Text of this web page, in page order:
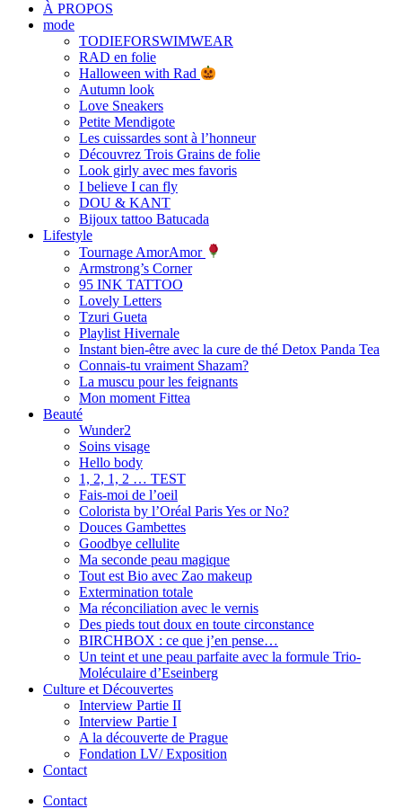
À PROPOS
mode
TODIEFORSWIMWEAR
RAD en folie
Halloween with Rad
Autumn look
Love Sneakers
Petite Mendigote
Les cuissardes sont à l’honneur
Découvrez Trois Grains de folie
Look girly avec mes favoris
I believe I can fly
DOU & KANT
Bijoux tattoo Batucada
Lifestyle
Tournage AmorAmor
Armstrong’s Corner
95 INK TATTOO
Lovely Letters
Tzuri Gueta
Playlist Hivernale
Instant bien-être avec la cure de thé Detox Panda Tea
Connais-tu vraiment Shazam?
La muscu pour les feignants
Mon moment Fittea
Beauté
Wunder2
Soins visage
Hello body
1, 2, 1, 2 … TEST
Fais-moi de l’oeil
Colorista by l’Oréal Paris Yes or No?
Douces Gambettes
Goodbye cellulite
Ma seconde peau magique
Tout est Bio avec Zao makeup
Extermination totale
Ma réconciliation avec le vernis
Des pieds tout doux en toute circonstance
BIRCHBOX : ce que j’en pense…
Un teint et une peau parfaite avec la formule Trio-
Moléculaire d’Eseinberg
Culture et Découvertes
Interview Partie II
Interview Partie I
A la découverte de Prague
Fondation LV/ Exposition
Contact
Contact